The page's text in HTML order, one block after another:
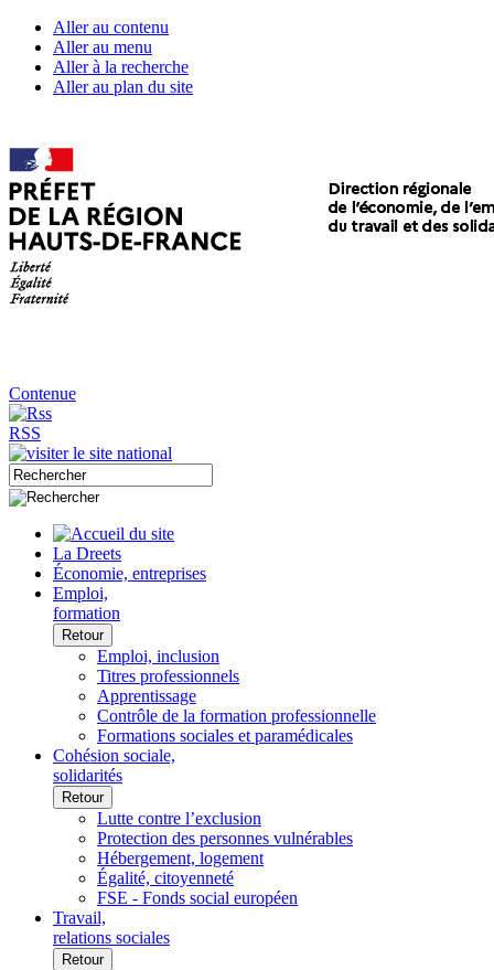
Aller au contenu
Aller au menu
Aller à la recherche
Aller au plan du site
Contenue
RSS
La Dreets
Économie, entreprises
Emploi,
formation
Retour
Emploi, inclusion
Titres professionnels
Apprentissage
Contrôle de la formation professionnelle
Formations sociales et paramédicales
Cohésion sociale,
solidarités
Retour
Lutte contre l’exclusion
Protection des personnes vulnérables
Hébergement, logement
Égalité, citoyenneté
FSE - Fonds social européen
Travail,
relations sociales
Retour